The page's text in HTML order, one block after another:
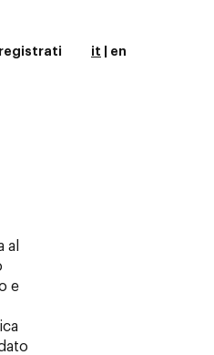
registrati it en
al
e